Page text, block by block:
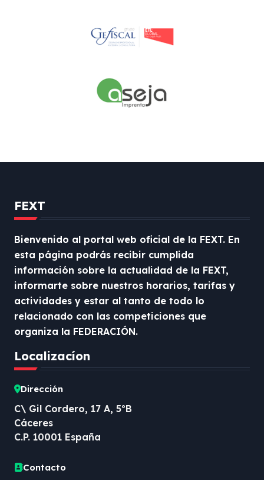
FEXT
Bienvenido al portal web oficial de la FEXT. En
esta página podrás recibir cumplida
información sobre la actualidad de la FEXT,
informarte sobre nuestros horarios, tarifas y
actividades y estar al tanto de todo lo
relacionado con las competiciones que
organiza la FEDERACIÓN.
Localizacíon
Dirección
C\ Gil Cordero, 17 A, 5ºB
Cáceres
C.P. 10001 España
Contacto